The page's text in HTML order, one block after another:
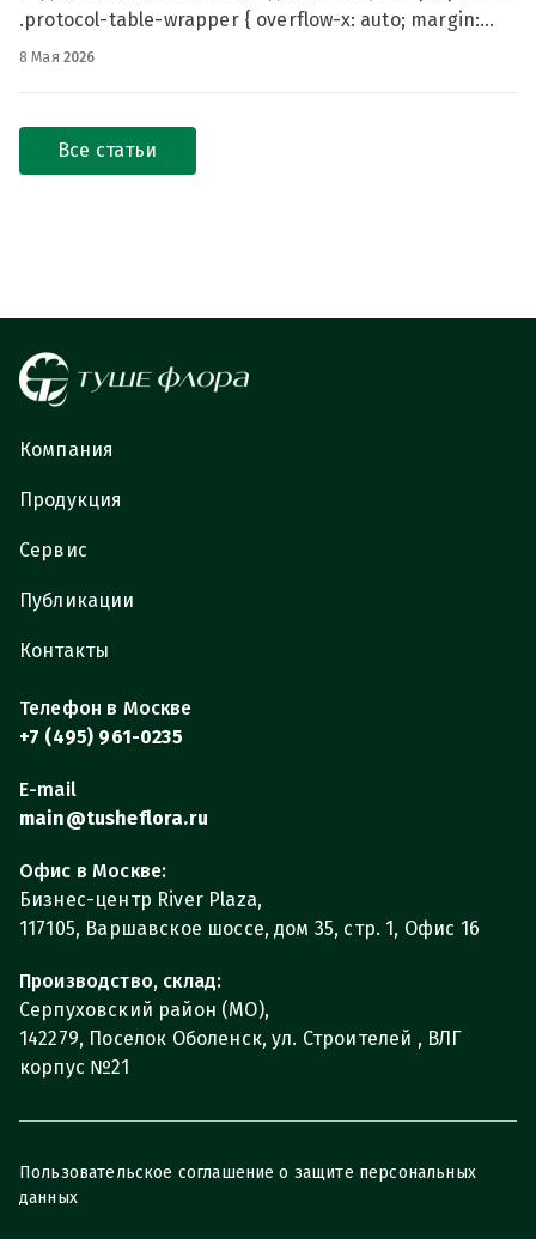
.protocol-table-wrapper { overflow-x: auto; margin:
8 Мая 2026
Все статьи
Компания
Продукция
Сервис
Публикации
Контакты
Телефон в Москве
+7 (495) 961-0235
E-mail
main@tusheflora.ru
Офис в Москве:
Бизнес-центр River Plaza,
117105, Варшавское шоссе, дом 35, стр. 1, Офис 16
Производство, склад:
Серпуховский район (МО),
142279, Поселок Оболенск, ул. Строителей , ВЛГ
корпус №21
Пользовательское соглашение о защите персональных
данных